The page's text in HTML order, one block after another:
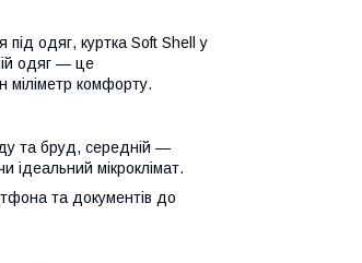
під одяг, куртка Soft Shell у
одяг — це
міліметр комфорту.
та бруд, середній —
ідеальний мікроклімат.
та документів до